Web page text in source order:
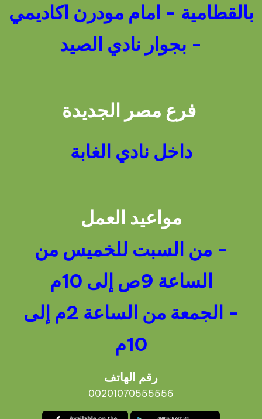
بالقطامية - امام مودرن اكاديمي
- بجوار نادي الصيد
فرع مصر الجديدة
داخل نادي الغابة
مواعيد العمل
- من السبت للخميس من
الساعة 9ص إلى 10م
- الجمعة من الساعة 2م إلى
10م
رقم الهاتف
00201070555556